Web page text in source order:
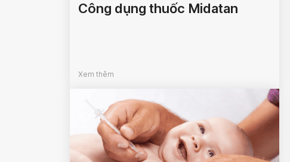
Công dụng thuốc Midatan
Xem thêm